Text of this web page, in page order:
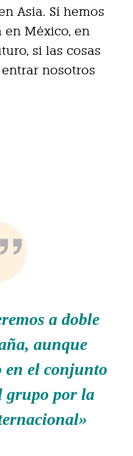
Asia. Sí hemos
México, en
si las cosas
nosotros
a doble
aunque
en el conjunto
grupo por la